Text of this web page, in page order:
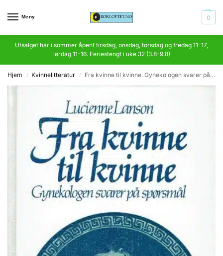
Meny 0
Utsalget har i sommer åpent tirsdag, onsdag, torsdag og fredag 11-17,
lørdag 11-16. Feriestengt i uke 32 (3.8-9.8)
Hjem / Kvinnelitteratur / Fra kvinne til kvinne. Gynekologen svarer på spørsmål